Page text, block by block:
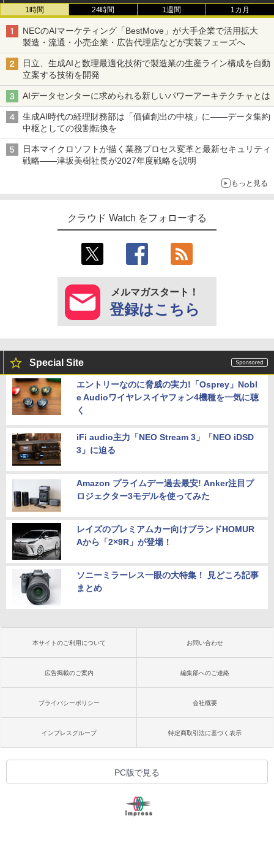
1時間 24時間 1週間 1カ月
NECのAIマーケティング「BestMove」が大手企業で活用拡大
製造・流通・小売企業・広告代理店などが実装フェーズへ
日立、生成AIと数理最適化技術で製造業の生産ライン構成を自動
立案する技術を開発
AIデータセンターに求められる新しいパワーアーキテクチャとは
生成AI時代の経理財務部は「価値創出の中核」に――データ集約
中枢としての役割転換を
日本マイクロソフトが描く業務プロセス変革と最新セキュリティ
戦略――津坂美樹社長が2027年度戦略を説明
もっと見る
クラウド Watch をフォローする
メルマガスタート！
登録はこちら
Special Site
エントリーなのに脅威の実力!「Osprey」Nobl
e Audioワイヤレスイヤフォン4機種を一気に聴
く
iFi audio主力「NEO Stream 3」「NEO iDSD
3」に迫る
Amazon プライムデー過去最安! Anker注目プ
ロジェクター3モデルを使ってみた
レイズのプレミアムカー向けブランドHOMUR
Aから「2×9R」が登場！
ソニーミラーレス一眼の大特集！ 見どころ記事
まとめ
本サイトのご利用について お問い合わせ
広告掲載のご案内 編集部へのご連絡
プライバシーポリシー 会社概要
インプレスグループ 特定商取引法に基づく表示
PC版で見る